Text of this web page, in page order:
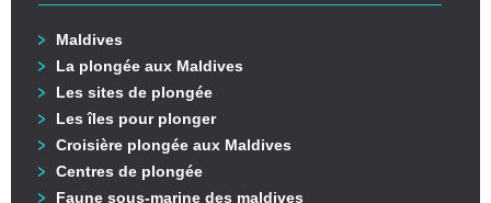
Maldives
La plongée aux Maldives
Les sites de plongée
Les îles pour plonger
Croisière plongée aux Maldives
Centres de plongée
Faune sous-marine des maldives